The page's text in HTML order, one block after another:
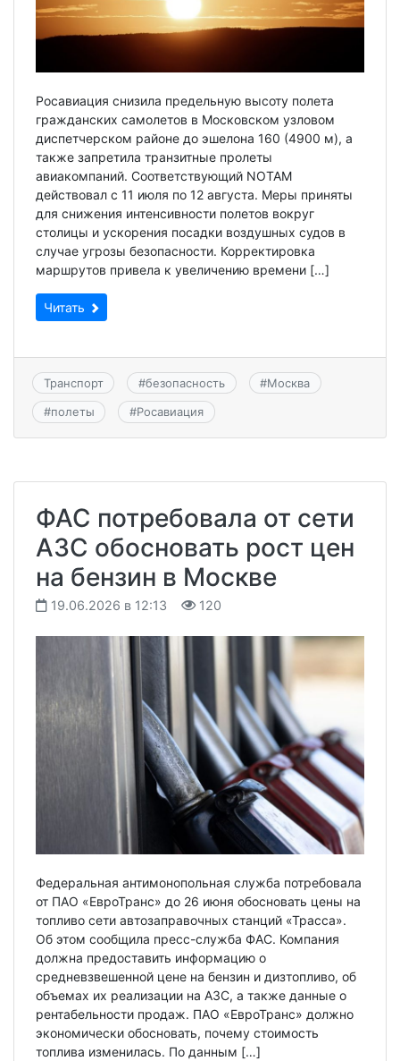
Росавиация снизила предельную высоту полета
гражданских самолетов в Московском узловом
диспетчерском районе до эшелона 160 (4900 м), а
также запретила транзитные пролеты
авиакомпаний. Соответствующий NOTAM
действовал с 11 июля по 12 августа. Меры приняты
для снижения интенсивности полетов вокруг
столицы и ускорения посадки воздушных судов в
случае угрозы безопасности. Корректировка
маршрутов привела к увеличению времени […]
Читать
Транспорт #безопасность #Москва
#полеты #Росавиация
ФАС потребовала от сети
АЗС обосновать рост цен
на бензин в Москве
19.06.2026 в 12:13 120
Федеральная антимонопольная служба потребовала
от ПАО «ЕвроТранс» до 26 июня обосновать цены на
топливо сети автозаправочных станций «Трасса».
Об этом сообщила пресс-служба ФАС. Компания
должна предоставить информацию о
средневзвешенной цене на бензин и дизтопливо, об
объемах их реализации на АЗС, а также данные о
рентабельности продаж. ПАО «ЕвроТранс» должно
экономически обосновать, почему стоимость
топлива изменилась. По данным […]